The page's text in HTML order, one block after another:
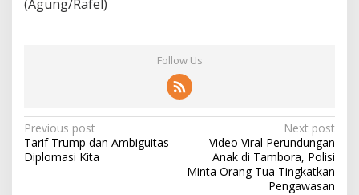
(Agung/Rafel)
Follow Us
P
o
Previous post
Tarif Trump dan Ambiguitas
Diplomasi Kita
Next post
Video Viral Perundungan
Anak di Tambora, Polisi
Minta Orang Tua Tingkatkan
Pengawasan